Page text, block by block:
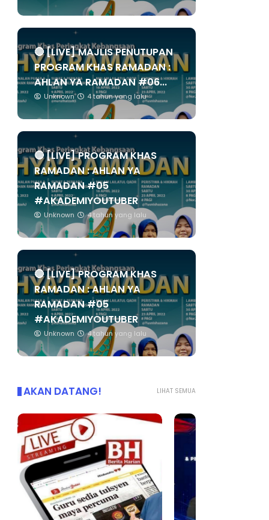
🔴 [LIVE] MAJLIS PENUTUPAN
PROGRAM KHAS RAMADAN :
AHLAN YA RAMADAN #06...
Unknown 4 tahun yang lalu
🔴 [LIVE] PROGRAM KHAS
RAMADAN : AHLAN YA
RAMADAN #05
#AKADEMIYOUTUBER
Unknown 4 tahun yang lalu
🔴 [LIVE] PROGRAM KHAS
RAMADAN : AHLAN YA
RAMADAN #05
#AKADEMIYOUTUBER
Unknown 4 tahun yang lalu
LIHAT SEMUA
AKAN DATANG!